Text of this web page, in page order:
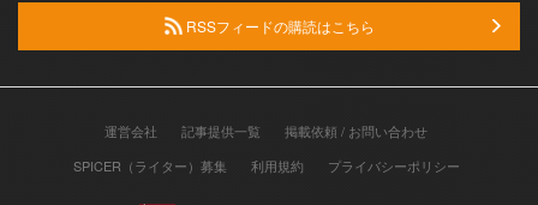
RSSフィードの購読はこちら
運営会社 記事提供一覧
掲載依頼 / お問い合わせ
SPICER（ライター）募集
利用規約 プライバシーポリシー